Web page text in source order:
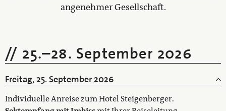
angenehmer Gesellschaft.
25.–28. September 2026
Freitag, 25. September 2026
Individuelle Anreise zum Hotel Steigenberger.